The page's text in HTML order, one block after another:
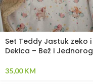
Set Teddy Jastuk zeko i
Dekica – Bež i Jednorog
35,00KM